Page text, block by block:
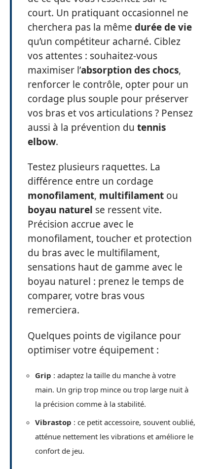
court. Un pratiquant occasionnel ne
cherchera pas la même durée de vie
qu’un compétiteur acharné. Ciblez
vos attentes : souhaitez-vous
maximiser l’absorption des chocs,
renforcer le contrôle, opter pour un
cordage plus souple pour préserver
vos bras et vos articulations ? Pensez
aussi à la prévention du tennis
elbow.
Testez plusieurs raquettes. La
différence entre un cordage
monofilament, multifilament ou
boyau naturel se ressent vite.
Précision accrue avec le
monofilament, toucher et protection
du bras avec le multifilament,
sensations haut de gamme avec le
boyau naturel : prenez le temps de
comparer, votre bras vous
remerciera.
Quelques points de vigilance pour
optimiser votre équipement :
Grip : adaptez la taille du manche à votre
main. Un grip trop mince ou trop large nuit à
la précision comme à la stabilité.
Vibrastop : ce petit accessoire, souvent oublié,
atténue nettement les vibrations et améliore le
confort de jeu.